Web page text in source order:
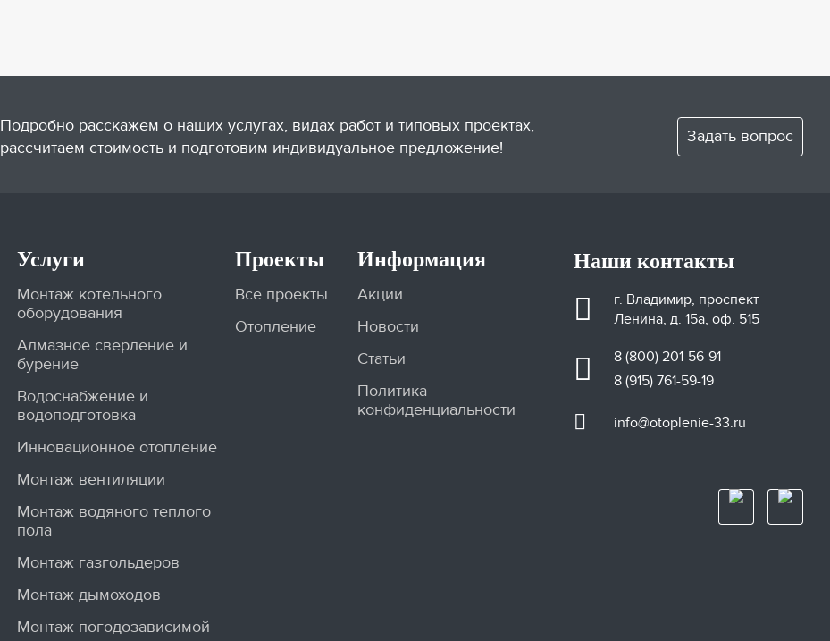
Подробно расскажем о наших услугах, видах работ и типовых проектах,
рассчитаем стоимость и подготовим индивидуальное предложение!
Задать вопрос
Услуги
Монтаж котельного
оборудования
Алмазное сверление и
бурение
Водоснабжение и
водоподготовка
Инновационное отопление
Монтаж вентиляции
Монтаж водяного теплого
пола
Монтаж газгольдеров
Монтаж дымоходов
Монтаж погодозависимой
Проекты
Все проекты
Отопление
Информация
Акции
Новости
Статьи
Политика
конфиденциальности
Наши контакты
г. Владимир, проспект
Ленина, д. 15а, оф. 515
8 (800) 201-56-91
8 (915) 761-59-19
info@otoplenie-33.ru